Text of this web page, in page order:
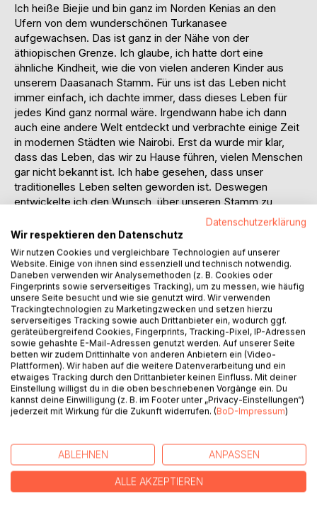
Ich heiße Biejie und bin ganz im Norden Kenias an den
Ufern von dem wunderschönen Turkanasee
aufgewachsen. Das ist ganz in der Nähe von der
äthiopischen Grenze. Ich glaube, ich hatte dort eine
ähnliche Kindheit, wie die von vielen anderen Kinder aus
unserem Daasanach Stamm. Für uns ist das Leben nicht
immer einfach, ich dachte immer, dass dieses Leben für
jedes Kind ganz normal wäre. Irgendwann habe ich dann
auch eine andere Welt entdeckt und verbrachte einige Zeit
in modernen Städten wie Nairobi. Erst da wurde mir klar,
dass das Leben, das wir zu Hause führen, vielen Menschen
gar nicht bekannt ist. Ich habe gesehen, dass unser
traditionelles Leben selten geworden ist. Deswegen
entwickelte ich den Wunsch, über unseren Stamm zu
schreiben. Ich hatte das Glück, jemanden zu finden, der mir
helfen wollte, meine Erinnerungen an meine Kindheit in
unserem abgelegenen Stamm zu sammeln und
aufzuschreiben.
- o 0 o -
Mi chiamo Biejie e sono cresciuto nell'estremo nord del
Kenya, vicino alle rive del bellissimo lago Turkana, molto
vicino al confine con l'Etiopia. Credo di aver vissuto
un'infanzia simile a quella di tutti gli altri bambini della nostra
tribù Daasanach. Le cose non erano sempre facili, sono
cresciuto credendo che questa vita fosse normale per
qualsiasi bambino. In seguito ho scoperto un altro mondo,
trascorrendo del tempo anche in città moderne come
Vedendo che la nostra vita tradizionale è diventata rara, ho
pensato di scrivere della nostra tribù. Sono stato fortunato
a trovare qualcuno che ha deciso di aiutarmi a raccogliere i
Datenschutzerklärung
Wir respektieren den Datenschutz
Wir nutzen Cookies und vergleichbare Technologien auf unserer
Website. Einige von ihnen sind essenziell und technisch notwendig.
Daneben verwenden wir Analysemethoden (z. B. Cookies oder
Fingerprints sowie serverseitiges Tracking), um zu messen, wie häufig
unsere Seite besucht und wie sie genutzt wird. Wir verwenden
Trackingtechnologien zu Marketingzwecken und setzen hierzu
serverseitiges Tracking sowie auch Drittanbieter ein, wodurch ggf.
geräteübergreifend Cookies, Fingerprints, Tracking-Pixel, IP-Adressen
sowie gehashte E-Mail-Adressen genutzt werden. Auf unserer Seite
betten wir zudem Drittinhalte von anderen Anbietern ein (Video-
Plattformen). Wir haben auf die weitere Datenverarbeitung und ein
etwaiges Tracking durch den Drittanbieter keinen Einfluss. Mit deiner
Einstellung willigst du in die oben beschriebenen Vorgänge ein. Du
kannst deine Einwilligung (z. B. im Footer unter „Privacy-Einstellungen“)
jederzeit mit Wirkung für die Zukunft widerrufen. (BoD-Impressum)
ABLEHNEN ANPASSEN
ALLE AKZEPTIEREN